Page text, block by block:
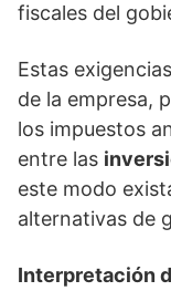
fiscales del
Estas
de la empresa,
los impuestos
entre las
este modo
alternativas de
Interpretación